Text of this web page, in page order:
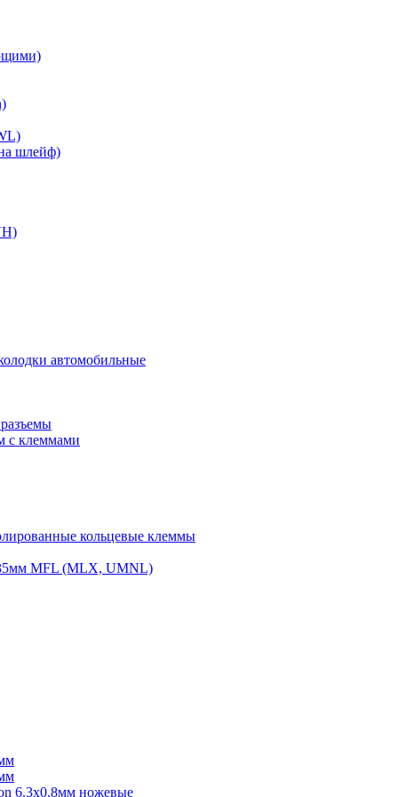
шлейф)
автомобильные
с клеммами
кольцевые клеммы
MFL (MLX, UMNL)
6.3х0.8мм ножевые